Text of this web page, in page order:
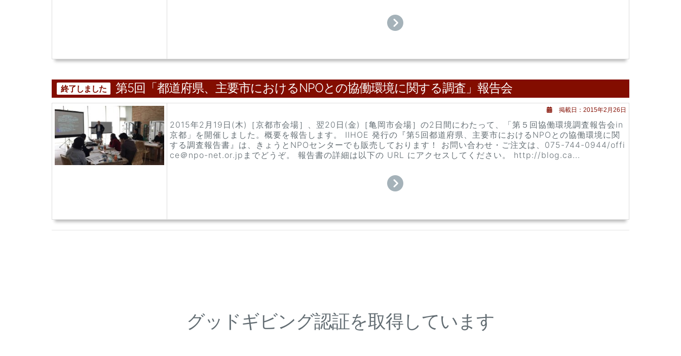
終了しました 第5回「都道府県、主要市におけるNPOとの協働環境に関する調査」報告会
掲載日：2015年2月26日
2015年2月19日(木)［京都市会場］、翌20日(金)［亀岡市会場］の2日間にわたって、「第５回協働環境調査報告会in
京都」を開催しました。概要を報告します。 IIHOE 発行の『第5回都道府県、主要市におけるNPOとの協働環境に関
する調査報告書』は、きょうとNPOセンターでも販売しております！ お問い合わせ・ご注文は、075-744-0944/offi
ce＠npo-net.or.jpまでどうぞ。 報告書の詳細は以下の URL にアクセスしてください。 http://blog.ca...
グッドギビング認証を取得しています